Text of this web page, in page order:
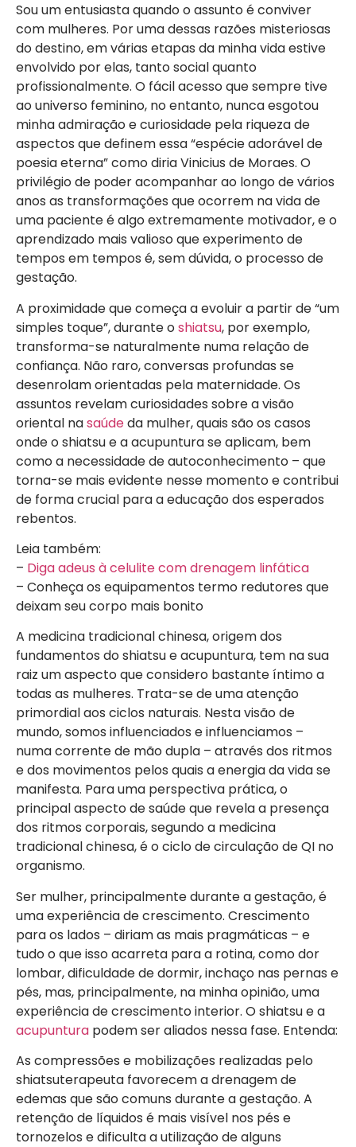
Sou um entusiasta quando o assunto é conviver
com mulheres. Por uma dessas razões misteriosas
do destino, em várias etapas da minha vida estive
envolvido por elas, tanto social quanto
profissionalmente. O fácil acesso que sempre tive
ao universo feminino, no entanto, nunca esgotou
minha admiração e curiosidade pela riqueza de
aspectos que definem essa “espécie adorável de
poesia eterna” como diria Vinicius de Moraes. O
privilégio de poder acompanhar ao longo de vários
anos as transformações que ocorrem na vida de
uma paciente é algo extremamente motivador, e o
aprendizado mais valioso que experimento de
tempos em tempos é, sem dúvida, o processo de
gestação.
A proximidade que começa a evoluir a partir de “um
simples toque”, durante oshiatsu, por exemplo,
transforma-se naturalmente numa relação de
confiança. Não raro, conversas profundas se
desenrolam orientadas pela maternidade. Os
assuntos revelam curiosidades sobre a visão
oriental nasaúdeda mulher, quais são os casos
onde o shiatsu e a acupuntura se aplicam, bem
como a necessidade de autoconhecimento – que
torna-se mais evidente nesse momento e contribui
de forma crucial para a educação dos esperados
rebentos.
Leia também:
– Diga adeus à celulite com drenagem linfática
– Conheça os equipamentos termo redutores que
deixam seu corpo mais bonito
A medicina tradicional chinesa, origem dos
fundamentos do shiatsu e acupuntura, tem na sua
raiz um aspecto que considero bastante íntimo a
todas as mulheres. Trata-se de uma atenção
primordial aos ciclos naturais. Nesta visão de
mundo, somos influenciados e influenciamos –
numa corrente de mão dupla – através dos ritmos
e dos movimentos pelos quais a energia da vida se
manifesta. Para uma perspectiva prática, o
principal aspecto de saúde que revela a presença
dos ritmos corporais, segundo a medicina
tradicional chinesa, é o ciclo de circulação de QI no
organismo.
Ser mulher, principalmente durante a gestação, é
uma experiência de crescimento. Crescimento
para os lados – diriam as mais pragmáticas – e
tudo o que isso acarreta para a rotina, como dor
lombar, dificuldade de dormir, inchaço nas pernas e
pés, mas, principalmente, na minha opinião, uma
experiência de crescimento interior. O shiatsu e a
acupuntura podem ser aliados nessa fase. Entenda:
As compressões e mobilizações realizadas pelo
shiatsuterapeuta favorecem a drenagem de
edemas que são comuns durante a gestação. A
retenção de líquidos é mais visível nos pés e
tornozelos e dificulta a utilização de alguns